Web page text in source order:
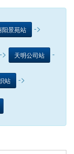
阳景苑站 ->
-> 天明公司站 -
站 ->